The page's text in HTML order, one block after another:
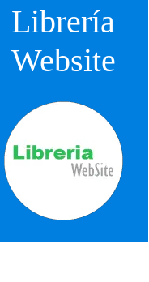
Librería
Website